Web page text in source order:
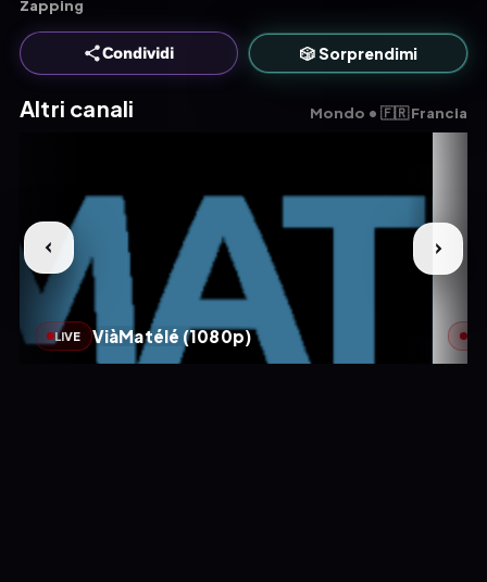
Zapping
Condividi 🎲 Sorprendimi
Altri canali Mondo • 🇫🇷 Francia
LIVE ViàMatélé (1080p)